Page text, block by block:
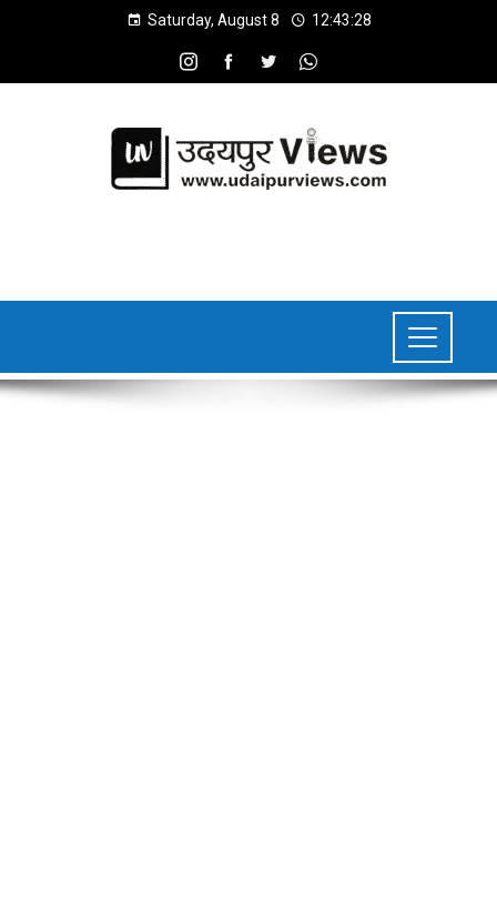
Saturday, August 8 12:43:29